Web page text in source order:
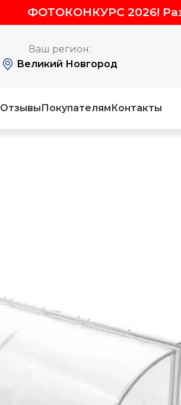
ФОТОКОНКУРС 2026!
Ваш регион:
Великий Новгород
ОтзывыПокупателямКонтакты